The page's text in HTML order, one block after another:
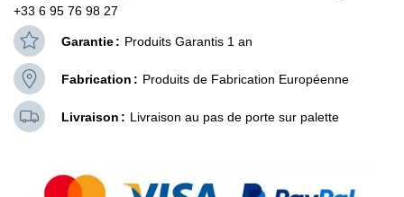
+33 6 95 76 98 27
Garantie Produits Garantis 1 an
Fabrication Produits de Fabrication Européenne
Livraison Livraison au pas de porte sur palette